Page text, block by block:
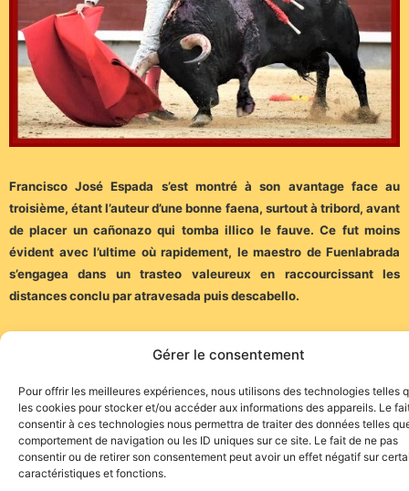
Gérer le consentement
Pour offrir les meilleures expériences, nous utilisons des technologies telles
les cookies pour stocker et/ou accéder aux informations des appareils. Le
consentir à ces technologies nous permettra de traiter des données telles
comportement de navigation ou les ID uniques sur ce site. Le fait de ne pas
consentir ou de retirer son consentement peut avoir un effet négatif sur
caractéristiques et fonctions.
Francisco José Espada s’est montré à son avantage face au
troisième, étant l’auteur d’une bonne faena, surtout à tribord, avant
de placer un cañonazo qui tomba illico le fauve. Ce fut moins
évident avec l’ultime où rapidement, le maestro de Fuenlabrada
s’engagea dans un trasteo valeureux en raccourcissant les
distances conclu par atravesada puis descabello.
Site de l'association TOROFIESTA